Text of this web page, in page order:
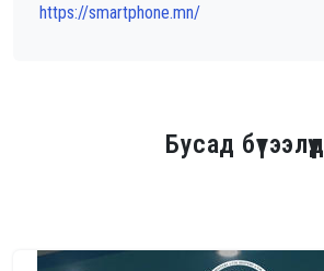
https://smartphone.mn/
Бусад бүтээлүүд